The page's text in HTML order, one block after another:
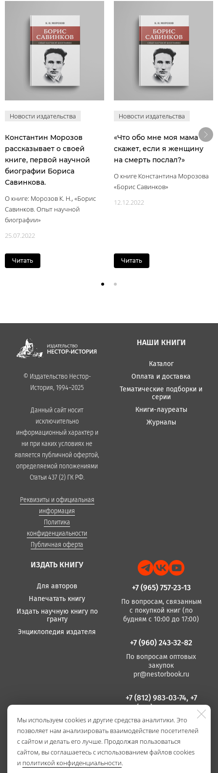
Новости издательства
Константин Морозов
рассказывает о своей
книге, первой научной
биографии Бориса
Савинкова.
О книге: Морозов К. Н., «Борис
Савинков. Опыт научной
биографии»
25.07.2022
Читать
Новости издательства
«Что обо мне моя мама
скажет, если я женщину
на смерть послал?»
О книге Константина Морозова
«Борис Савинков»
12.12.2022
Читать
© Издательство Нестор-
История, 1994–2025
Данный сайт носит
исключительно
информационный характер и
ни при каких условиях не
является публичной офертой,
определяемой положениями
Статьи 437 (2) ГК РФ.
Реквизиты и официальная
информация
Политика
конфиденциальности
Публичная оферта
НАШИ КНИГИ
Каталог
Оплата и доставка
Тематические подборки и
серии
Книги-лауреаты
Журналы
ИЗДАТЬ КНИГУ
Для авторов
Напечатать книгу
Издать научную книгу по
гранту
Энциклопедия издателя
+7 (965) 757-23-13
По вопросам, связанным
с покупкой книг (по
будням с 10:00 до 17:00)
+7 (960) 243-32-82
По вопросам оптовых
закупок
pr@nestorbook.ru
+7 (812) 983-03-74, +7
(812) 235 15 86
По вопросам издания
книг
(по будням с 10:00 до
17:00)
Мы используем cookies и другие средства аналитики. Это
позволяет нам анализировать взаимодействие посетителей
с сайтом и делать его лучше. Продолжая пользоваться
сайтом, вы соглашаетесь с использованием файлов cookies
и политикой конфиденциальности.